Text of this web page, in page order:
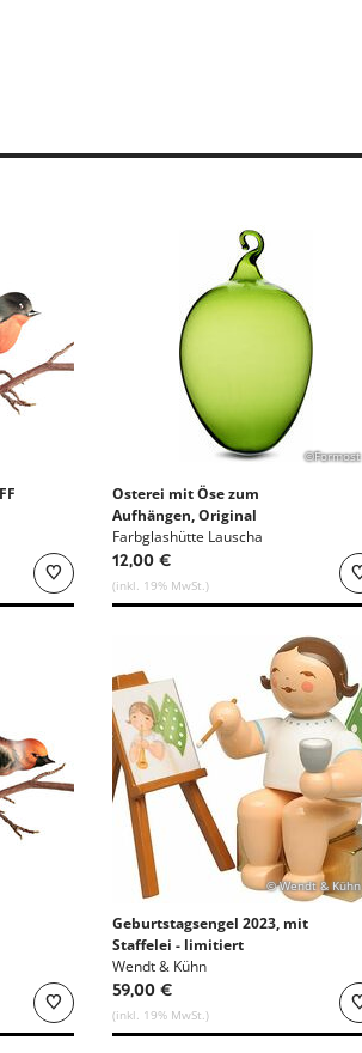
©Formost
Osterei mit Öse zum
Aufhängen, Original
Thüringer Waldglas
Farbglashütte Lauscha
12,00 €
(inkl. 19% MwSt.)
© Wendt & Kühn
Geburtstagsengel 2023, mit
Staffelei - limitiert
Wendt & Kühn
59,00 €
(inkl. 19% MwSt.)